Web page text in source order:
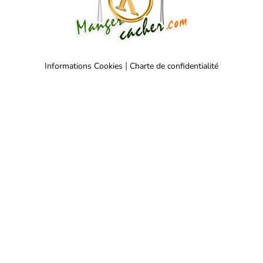
Informations Cookies | Charte de confidentialité